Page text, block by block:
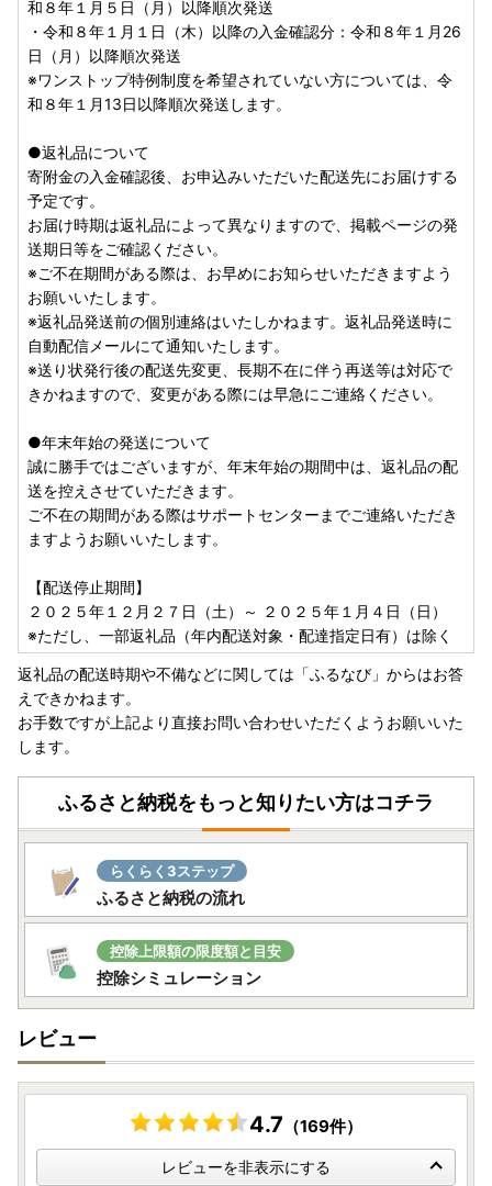
め、本市から送信されたものではございません。
本市におきましては、不正アクセスの防止など情報セキュリ
ティには十分注意しておりますが、引き続き、対策を強化し
てまいりますので、ご理解とご協力をお願い申し上げます。
地方公共団体のふるさと納税を装った偽のサイトが複数開設
されていることが分かっています。
「割引」や「値引き」といった言葉には気を付けてくださ
い。 また、いつもと違う受付サイトを使う場合、振込先が
地方公共団体の指定するところになっているか、個人の名義
になっていないかなどを確認してください。
インターネットによる地方公共団体のふるさと納税受付サイ
トは、地方公共団体ごとに、指定されています。 気になる
ことがあれば、寄附先の地方公共団体に確認してください。
以下のような構成のサイトにはご注意ください。
ない。 会社の住所、電話番号及びメールアドレスの記載が
ない。（フリーメールの場合は注意！）
支払方法が口座振込の場合、口座名義人と販売事業者名が異
なる。
寄附金額を割引することや値引きすることを宣伝文句にして
※ふるさと納税を受けた地方公共団体が返礼品を送ることは
ありますが、寄附金額を割引することや値引きすることはあ
りません。
■■■■■■■■■■■■■■■■■■■■■■■■■■■■
■ いかなる場合も寄附のキャンセルはできません。
■■■■■■■■■■■■■■■■■■■■■■■■■■■■
【注意事項】
●鹿屋市に寄附をしていただいた方を対象に、返礼品をお送
りします。
（鹿屋市内にお住まいの方には返礼品はお送りしていませ
ん。予めご了承ください。）
送いたします。
返礼品よってお届け時期が異なります。返礼品ごとの【発
送期日】欄を必ずご覧ください。
※ 年末年始や繁忙期のお申込みは、通常より発送にお時間
をいただいております。
※ 配送業者の指定はできません。
● お受け取り後は速やかに中身をご確認下さい
※万全を期して返礼品をお届けしていますが、万が一不備
等があった場合は、返礼品到着から2日以内に、写真（画
像）を添付のうえ電子メールにてお問い合わせ先までご連絡
和８年１月５日（月）以降順次発送
・令和８年１月１日（木）以降の入金確認分：令和８年１月26
日（月）以降順次発送
※ワンストップ特例制度を希望されていない方については、令
和８年１月13日以降順次発送します。
●返礼品について
寄附金の入金確認後、お申込みいただいた配送先にお届けする
予定です。
お届け時期は返礼品によって異なりますので、掲載ページの発
送期日等をご確認ください。
※ご不在期間がある際は、お早めにお知らせいただきますよう
お願いいたします。
※返礼品発送前の個別連絡はいたしかねます。返礼品発送時に
自動配信メールにて通知いたします。
※送り状発行後の配送先変更、長期不在に伴う再送等は対応で
きかねますので、変更がある際には早急にご連絡ください。
●年末年始の発送について
誠に勝手ではございますが、年末年始の期間中は、返礼品の配
送を控えさせていただきます。
ご不在の期間がある際はサポートセンターまでご連絡いただき
ますようお願いいたします。
【配送停止期間】
２０２５年１２月２７日（土）～ ２０２５年１月４日（日）
※ただし、一部返礼品（年内配送対象・配達指定日有）は除く
返礼品の配送時期や不備などに関しては「ふるなび」からはお答
えできかねます。
お手数ですが上記より直接お問い合わせいただくようお願いいた
します。
ふるさと納税をもっと知りたい方はコチラ
らくらく3ステップ
ふるさと納税の流れ
控除上限額の限度額と目安
控除シミュレーション
レビュー
4.7 （169件）
レビューを非表示にする